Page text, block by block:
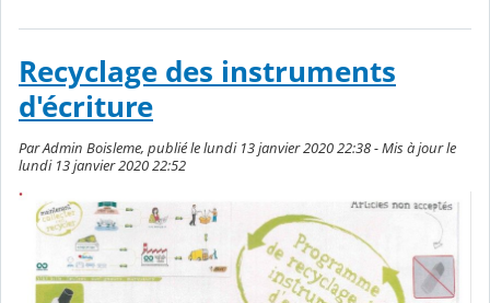
Recyclage des instruments
d'écriture
Par Admin Boisleme, publié le lundi 13 janvier 2020 22:38 - Mis à jour le
lundi 13 janvier 2020 22:52